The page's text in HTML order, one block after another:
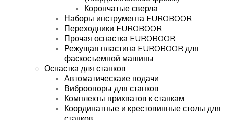
Корончатые сверла
Наборы инструмента EUROBOOR
Переходники EUROBOOR
Прочая оснастка EUROBOOR
Режущая пластина EUROBOOR для
фаскосъемной машины
Оснастка для станков
Автоматическаие подачи
Виброопоры для станков
Комплекты прихватов к станкам
Координатные и крестовинные столы для